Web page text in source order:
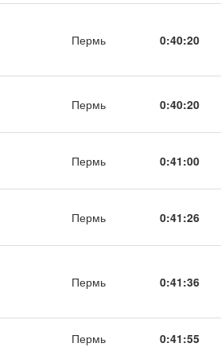
Пермь 0:40:20
Пермь 0:40:20
Пермь 0:41:00
Пермь 0:41:26
Пермь 0:41:36
Пермь 0:41:55